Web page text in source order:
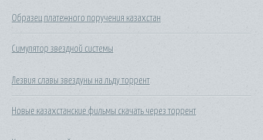
Образец платежного поручения казахстан
Симулятор звездной системы
Лезвия славы звездуны на льду торрент
Новые казахстанские фильмы скачать через торрент